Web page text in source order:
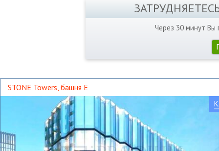
Через 30 минут Вы
STONE Towers, башня Е